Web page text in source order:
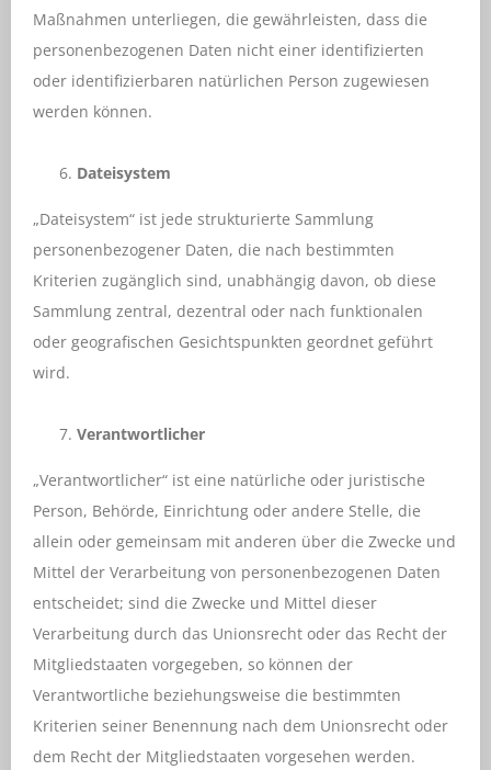
Maßnahmen unterliegen, die gewährleisten, dass die
personenbezogenen Daten nicht einer identifizierten
oder identifizierbaren natürlichen Person zugewiesen
werden können.
Dateisystem
„Dateisystem“ ist jede strukturierte Sammlung
personenbezogener Daten, die nach bestimmten
Kriterien zugänglich sind, unabhängig davon, ob diese
Sammlung zentral, dezentral oder nach funktionalen
oder geografischen Gesichtspunkten geordnet geführt
wird.
Verantwortlicher
„Verantwortlicher“ ist eine natürliche oder juristische
Person, Behörde, Einrichtung oder andere Stelle, die
allein oder gemeinsam mit anderen über die Zwecke und
Mittel der Verarbeitung von personenbezogenen Daten
entscheidet; sind die Zwecke und Mittel dieser
Verarbeitung durch das Unionsrecht oder das Recht der
Mitgliedstaaten vorgegeben, so können der
Verantwortliche beziehungsweise die bestimmten
Kriterien seiner Benennung nach dem Unionsrecht oder
dem Recht der Mitgliedstaaten vorgesehen werden.